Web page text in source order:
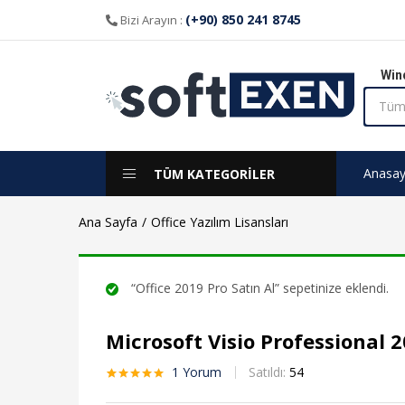
Bizi Arayın : (+90) 850 241 8745
TÜM KATEGORİLER
Ana Sayfa Office Yazılım Lisansları
“Office 2019 Pro Satın Al” sepetinize eklendi.
Microsoft Visio Professional
puanına
1 Yorum Satıldı: 54